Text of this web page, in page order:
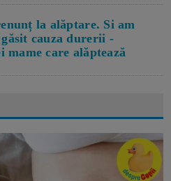
la alăptare. Si am
cauza durerii -
mame care alăptează